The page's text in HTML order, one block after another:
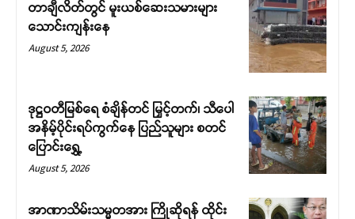
တာချီလိတ်တွင် မူးယစ်ဆေးသမားများ
သောင်းကျန်းနေ
August 5, 2026
ဒုဋ္ဌဝတီမြစ်ရေ စံချိန်တင် မြှင့်တက်၊ သီပေါ
အနိမ့်ပိုင်းရပ်ကွက်နေ ပြည်သူများ စတင်
ပြောင်းရွှေ့
August 5, 2026
အာဏာသိမ်းသမ္မတအား ကြိုဆိုရန် ထိုင်း